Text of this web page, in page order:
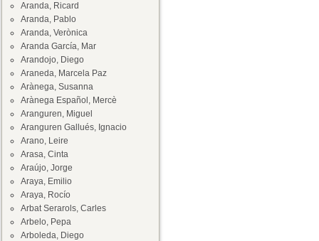
Aranda, Ricard
Aranda, Pablo
Aranda, Verònica
Aranda García, Mar
Arandojo, Diego
Araneda, Marcela Paz
Arànega, Susanna
Arànega Español, Mercè
Aranguren, Miguel
Aranguren Gallués, Ignacio
Arano, Leire
Arasa, Cinta
Araújo, Jorge
Araya, Emilio
Araya, Rocío
Arbat Serarols, Carles
Arbelo, Pepa
Arboleda, Diego